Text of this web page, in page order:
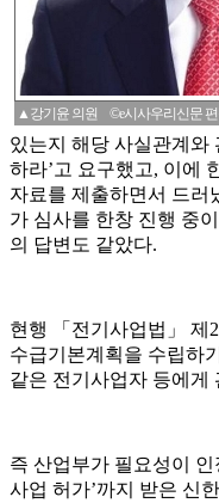
▲강기윤 의원 ©e시사우리신문
있는지 해당 사실관계와
하라’고 요구했고, 이에
자료를 제출하면서 드러
가 심사를 한창 진행 중
의 답변도 같았다.
현행 「전기사업법」 제
수급기본계획을 수립하
같은 전기사업자 등에게
즉 산업부가 필요성이
사업 허가’까지 받은 신